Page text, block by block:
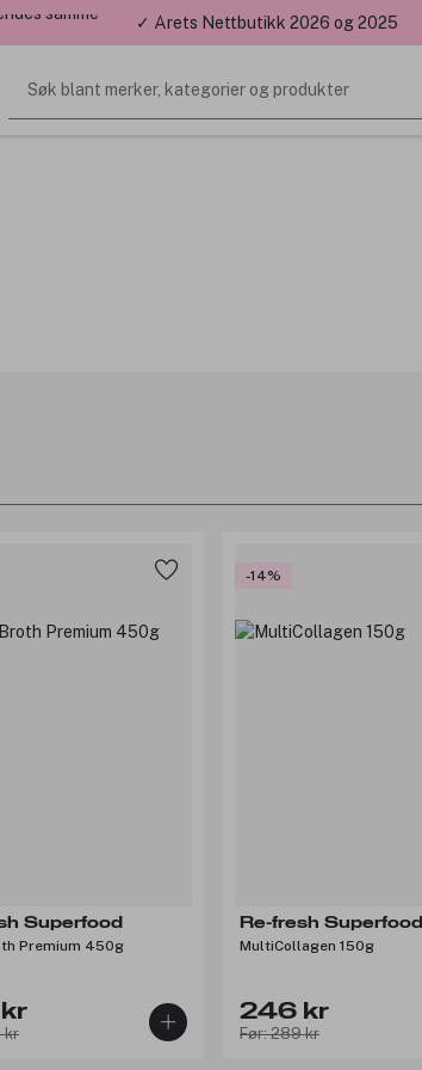
samme
✓ Årets Nettbutikk 2026 og 2025
Søk blant merker, kategorier og produkter
Superfood
Premium 450g
kr
-14%
Re-fresh Superfood
MultiCollagen 150g
246 kr
Før: 289 kr